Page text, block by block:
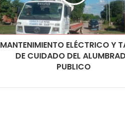
MANTENIMIENTO ELÉCTRICO Y
DE CUIDADO DEL
PUBLICO